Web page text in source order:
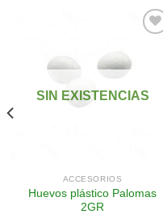
lista de
SIN EXISTENCIAS
ACCESORIOS
Huevos plástico Palomas
2GR